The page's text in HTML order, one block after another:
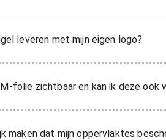
leveren met mijn eigen logo?
folie zichtbaar en kan ik deze ook
maken dat mijn oppervlaktes